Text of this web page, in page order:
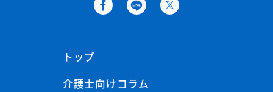
トップ
介護士向けコラム